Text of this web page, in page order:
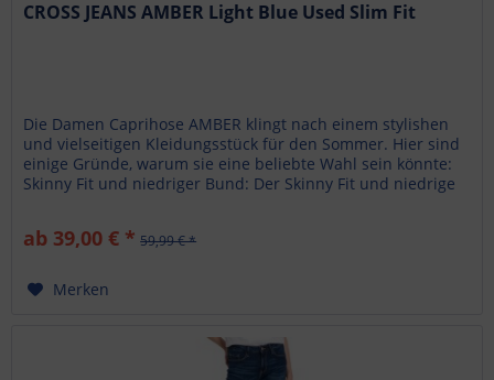
CROSS JEANS AMBER Light Blue Used Slim Fit
Die Damen Caprihose AMBER klingt nach einem stylishen
und vielseitigen Kleidungsstück für den Sommer. Hier sind
einige Gründe, warum sie eine beliebte Wahl sein könnte:
Skinny Fit und niedriger Bund: Der Skinny Fit und niedrige
ab 39,00 € * 59,99 € *
Merken